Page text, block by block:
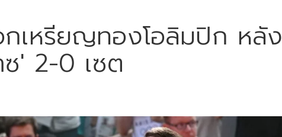
เหรียญทองโอลิมปิก หลัง
ซ' 2-0 เซต